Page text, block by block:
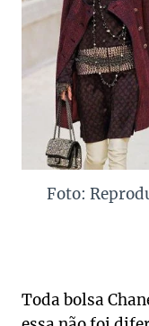
Foto:
Toda bolsa